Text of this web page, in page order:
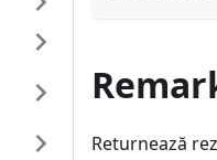
Returnează